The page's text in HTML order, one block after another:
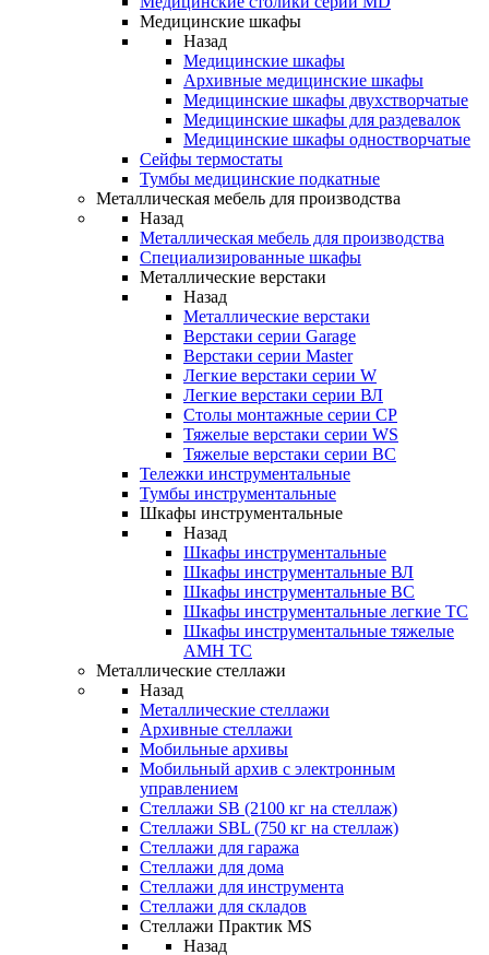
Медицинские шкафы
Назад
Медицинские шкафы
Архивные медицинские шкафы
Медицинские шкафы двухстворчатые
Медицинские шкафы для раздевалок
Медицинские шкафы одностворчатые
Сейфы термостаты
Тумбы медицинские подкатные
Металлическая мебель для производства
Назад
Металлическая мебель для производства
Cпециализированные шкафы
Металлические верстаки
Назад
Металлические верстаки
Верстаки серии Garage
Верстаки серии Master
Легкие верстаки серии W
Легкие верстаки серии ВЛ
Столы монтажные серии СР
Тяжелые верстаки серии WS
Тяжелые верстаки серии ВС
Тележки инструментальные
Тумбы инструментальные
Шкафы инструментальные
Назад
Шкафы инструментальные
Шкафы инструментальные ВЛ
Шкафы инструментальные ВС
Шкафы инструментальные легкие ТС
Шкафы инструментальные тяжелые
AMH TC
Металлические стеллажи
Назад
Металлические стеллажи
Архивные стеллажи
Мобильные архивы
Мобильный архив с электронным
управлением
Стеллажи SB (2100 кг на стеллаж)
Стеллажи SBL (750 кг на стеллаж)
Стеллажи для гаража
Стеллажи для дома
Стеллажи для инструмента
Стеллажи для складов
Стеллажи Практик MS
Назад